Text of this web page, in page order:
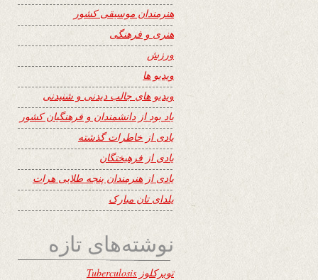
هنرمندان موسیقی کشور
هنری و فرهنگی
ورزش
ویدیو ها
ویدیو های جالب دیدنی و شنیدنی
یاد بود از دانشمندان و فرهنگیان کشور
یادی از خاطرات گذشته
یادی از فرهیختگان
یادی از هنرمندان پنجه طلایی هرات
یلدای تان مبارک
نوشته‌های تازه
توبرکلوز Tuberculosis